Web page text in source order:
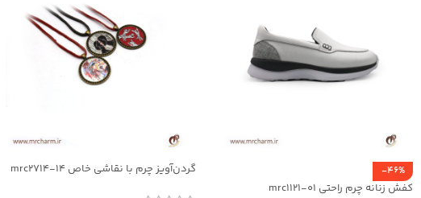
-46%
کفش زنانه چرم راحتی mrc1121-01
گردن‌آویز چرم با نقاشی خاص mrc2714-14